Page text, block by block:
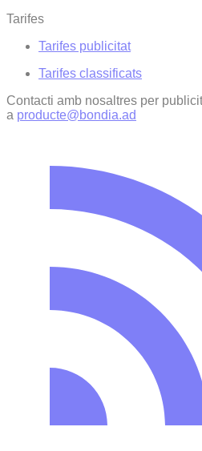
Tarifes
Tarifes publicitat
Tarifes classificats
Contacti amb nosaltres per
a producte@bondia.ad